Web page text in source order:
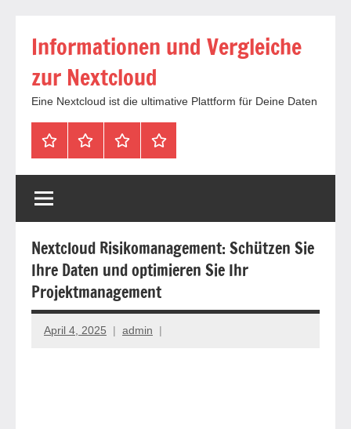
InhaltInformationen und Vergleiche
zur Nextcloud
Eine Nextcloud ist die ultimative Plattform für Deine Daten
StartseiteNeuste Cloud
für
4,99
Euro
/
mtl
Tags
Nextcloud Risikomanagement: Schützen Sie
Ihre Daten und optimieren Sie Ihr
Projektmanagement
April 4, 2025 admin